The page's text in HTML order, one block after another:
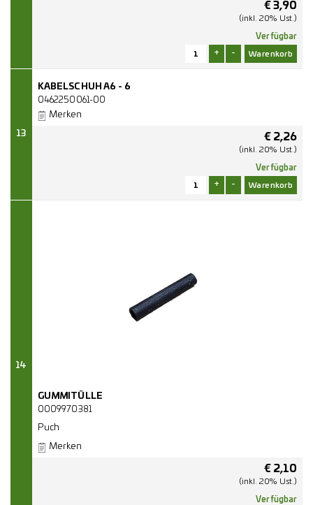
€ 3,90
(inkl. 20% Ust.)
Verfügbar
+ -
13
KABELSCHUH A6 - 6
0462250061-00
Merken
€ 2,26
(inkl. 20% Ust.)
Verfügbar
+ -
14
GUMMITÜLLE
0009970381
Puch
Merken
€ 2,10
(inkl. 20% Ust.)
Verfügbar